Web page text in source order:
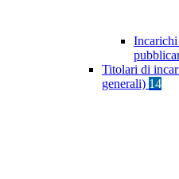
Titolari di
generali) 14